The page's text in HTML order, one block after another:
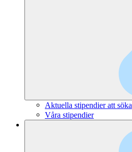
Aktuella stipendier att söka
Våra stipendier